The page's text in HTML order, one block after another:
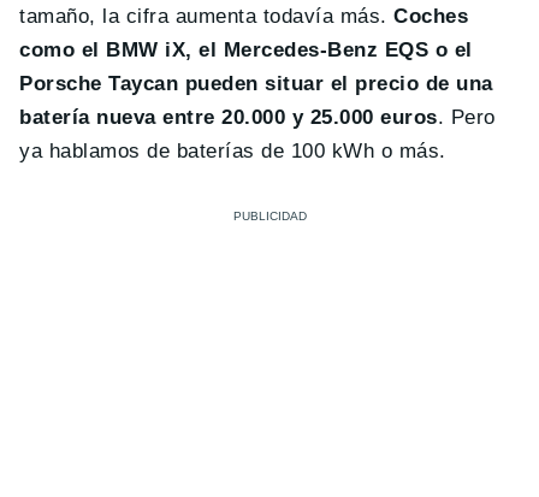
tamaño, la cifra aumenta todavía más.Coches
como el BMW iX, el Mercedes-Benz EQS o el
Porsche Taycan pueden situar el precio de una
batería nueva entre 20.000 y 25.000 euros. Pero
ya hablamos de baterías de 100 kWh o más.